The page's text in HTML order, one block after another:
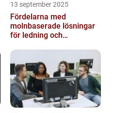
13 september 2025
Fördelarna med
molnbaserade lösningar
för ledning och